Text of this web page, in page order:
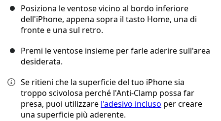
Posiziona le ventose vicino al bordo inferiore
dell'iPhone, appena sopra il tasto Home, una di
fronte e una sul retro.
Premi le ventose insieme per farle aderire sull'area
desiderata.
Se ritieni che la superficie del tuo iPhone sia
troppo scivolosa perché l'Anti-Clamp possa far
presa, puoi utilizzare l'adesivo incluso per creare
una superficie più aderente.